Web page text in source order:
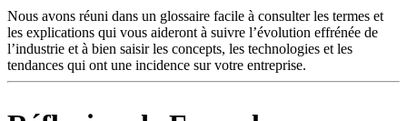
Soutien
Services
Acheter
Ressources
nous
Nous avons réuni dans un glossaire facile à consulter les termes et
les explications qui vous aideront à suivre l’évolution effrénée de
l’industrie et à bien saisir les concepts, les technologies et les
tendances qui ont une incidence sur votre entreprise.